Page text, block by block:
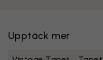
Upptäck mer